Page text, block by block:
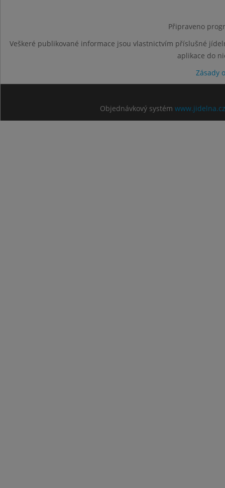
Připraveno
Veškeré publikované informace jsou vlastnictvím příslušné
aplikace do
Zásady
Objednávkový systém www.jidelna.cz